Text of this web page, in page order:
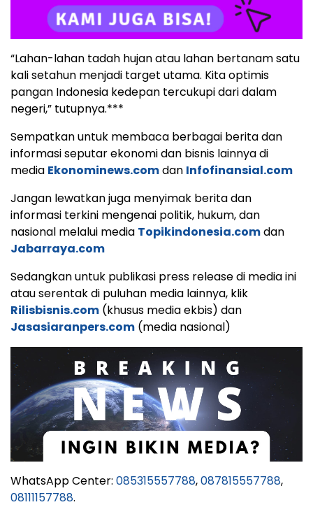
“Lahan-lahan tadah hujan atau lahan bertanam satu
kali setahun menjadi target utama. Kita optimis
pangan Indonesia kedepan tercukupi dari dalam
negeri,” tutupnya.***
Sempatkan untuk membaca berbagai berita dan
informasi seputar ekonomi dan bisnis lainnya di
media Ekonominews.comdan Infofinansial.com
Jangan lewatkan juga menyimak berita dan
informasi terkini mengenai politik, hukum, dan
nasional melalui media Topikindonesia.comdan
Jabarraya.com
Sedangkan untuk publikasi press release di media ini
atau serentak di puluhan media lainnya, klik
Rilisbisnis.com (khusus media ekbis) dan
Jasasiaranpers.com (media nasional)
WhatsApp Center: 085315557788,087815557788,
08111157788.